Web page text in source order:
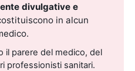
divulgative e
in alcun
il parere del medico, del
professionisti sanitari.